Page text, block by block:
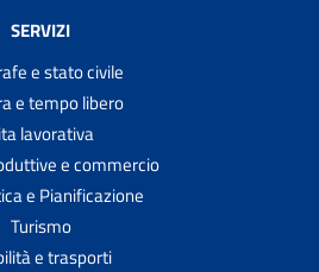
SERVIZI
e stato civile
e tempo libero
lavorativa
e commercio
e Pianificazione
Turismo
e trasporti